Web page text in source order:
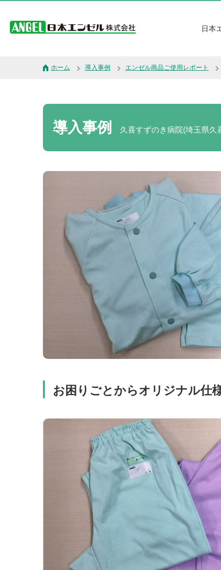
日本
ホーム 導入事例 エンゼル商品ご使用レポート
導入事例 久喜すずのき病院(埼玉県久
お困りごとからオリジナル仕